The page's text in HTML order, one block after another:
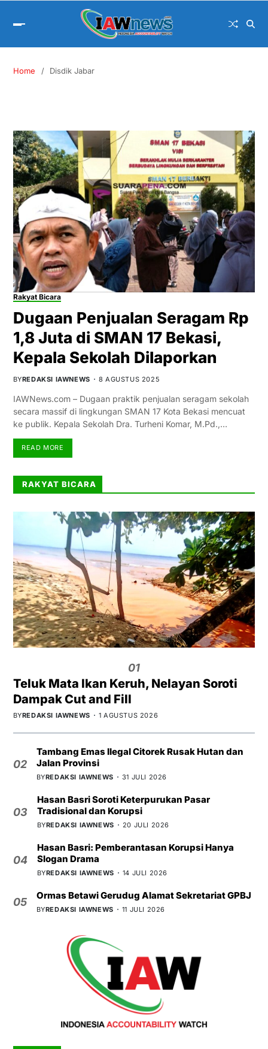
Home Disdik Jabar
Rakyat Bicara
Dugaan Penjualan Seragam Rp
1,8 Juta di SMAN 17 Bekasi,
Kepala Sekolah Dilaporkan
BYREDAKSI IAWNEWS 8 AGUSTUS 2025
IAWNews.com – Dugaan praktik penjualan seragam sekolah
secara massif di lingkungan SMAN 17 Kota Bekasi mencuat
ke publik. Kepala Sekolah Dra. Turheni Komar, M.Pd.,…
READ MORE
RAKYAT BICARA
01
Teluk Mata Ikan Keruh, Nelayan Soroti
Dampak Cut and Fill
BYREDAKSI IAWNEWS 1 AGUSTUS 2026
02
Tambang Emas Ilegal Citorek Rusak Hutan dan
Jalan Provinsi
BYREDAKSI IAWNEWS 31 JULI 2026
03
Hasan Basri Soroti Keterpurukan Pasar
Tradisional dan Korupsi
BYREDAKSI IAWNEWS 20 JULI 2026
04
Hasan Basri: Pemberantasan Korupsi Hanya
Slogan Drama
BYREDAKSI IAWNEWS 14 JULI 2026
05
Ormas Betawi Gerudug Alamat Sekretariat GPBJ
BYREDAKSI IAWNEWS 11 JULI 2026